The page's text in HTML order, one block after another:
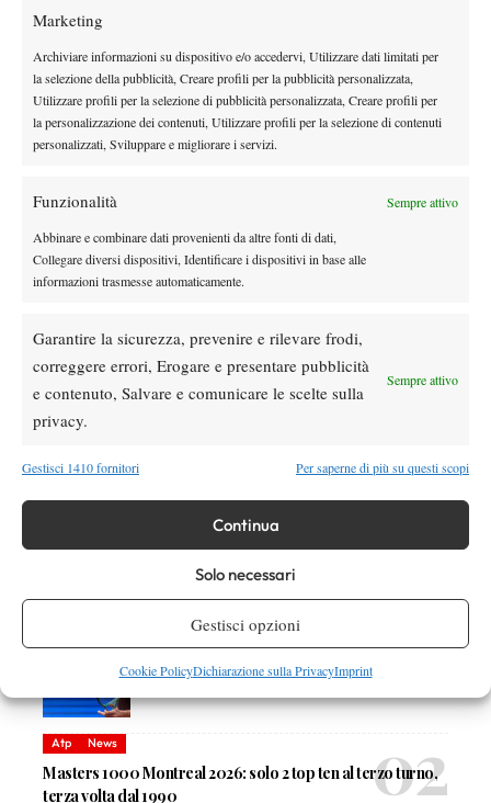
Marketing
Archiviare informazioni su dispositivo e/o accedervi, Utilizzare dati limitati per
la selezione della pubblicità, Creare profili per la pubblicità personalizzata,
Utilizzare profili per la selezione di pubblicità personalizzata, Creare profili per
la personalizzazione dei contenuti, Utilizzare profili per la selezione di contenuti
personalizzati, Sviluppare e migliorare i servizi.
Funzionalità Sempre attivo
Abbinare e combinare dati provenienti da altre fonti di dati,
Collegare diversi dispositivi, Identificare i dispositivi in base alle
informazioni trasmesse automaticamente.
Garantire la sicurezza, prevenire e rilevare frodi,
correggere errori, Erogare e presentare pubblicità
e contenuto, Salvare e comunicare le scelte sulla
privacy.
Sempre attivo
Gestisci 1410 fornitori Per saperne di più su questi scopi
Continua
Solo necessari
Gestisci opzioni
Cookie PolicyDichiarazione sulla PrivacyImprint
Si fanno tante ipotesi, certezze però non ve ne sono.
Situazione complicata (e ricca di aspre polemiche) anche per
Patrick McEnroe, che ha commentato in diretta televisiva con il
fratello John la finale di Wimbledon su ESPN. Nulla di strano, se
non fosse che Patrick è il General Manager of USTA Player
disputando la finale junior tra due statunitensi: Rubin e Kozlov.
per inviare un commento.
DI TENDENZA
News
Shang inizia in ritardo per pioggia
Atp News
Masters 1000 Montreal 2026: solo 2 top ten al terzo turno,
terza volta dal 1990